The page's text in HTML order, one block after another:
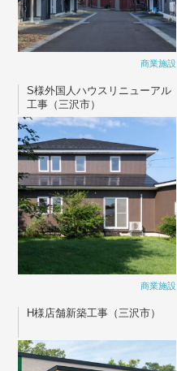
商業施設
S様外国人ハウスリニューアル
工事（三沢市）
商業施設
H様店舗新築工事（三沢市）